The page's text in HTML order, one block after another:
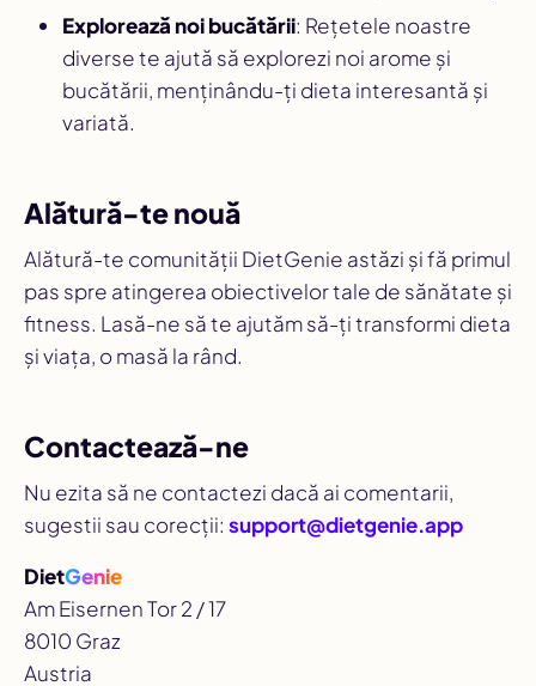
Explorează noi bucătării: Rețetele noastre
diverse te ajută să explorezi noi arome și
bucătării, menținându-ți dieta interesantă și
variată.
Alătură-te nouă
Alătură-te comunității DietGenie astăzi și fă primul
pas spre atingerea obiectivelor tale de sănătate și
fitness. Lasă-ne să te ajutăm să-ți transformi dieta
și viața, o masă la rând.
Contactează-ne
Nu ezita să ne contactezi dacă ai comentarii,
sugestii sau corecții: support@dietgenie.app
DietGenie
Am Eisernen Tor 2 / 17
8010 Graz
Austria